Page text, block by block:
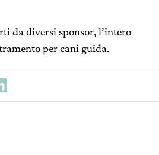
da diversi sponsor, l’intero
per cani guida.